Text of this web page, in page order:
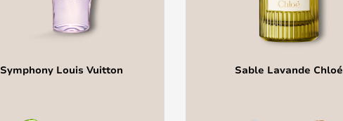
Symphony Louis Vuitton Sable Lavande Chloé